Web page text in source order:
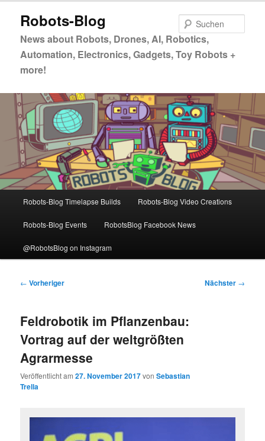
primären
springen
Robots-Blog
News about Robots, Drones, AI, Robotics,
Automation, Electronics, Gadgets, Toy Robots +
more!
Robots-Blog Timelapse Builds Robots-Blog Video Creations
Robots-Blog Events RobotsBlog Facebook News
@RobotsBlog on Instagram
Beitragsnavigation
← Vorheriger Nächster →
Feldrobotik im Pflanzenbau:
Vortrag auf der weltgrößten
Agrarmesse
Veröffentlicht am27. November 2017vonSebastian
Trella